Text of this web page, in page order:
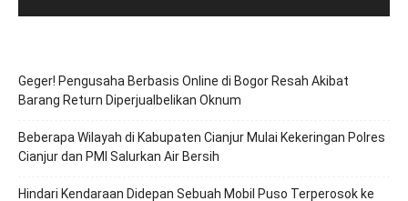
Geger! Pengusaha Berbasis Online di Bogor Resah Akibat
Barang Return Diperjualbelikan Oknum
Beberapa Wilayah di Kabupaten Cianjur Mulai Kekeringan Polres
Cianjur dan PMI Salurkan Air Bersih
Hindari Kendaraan Didepan Sebuah Mobil Puso Terperosok ke